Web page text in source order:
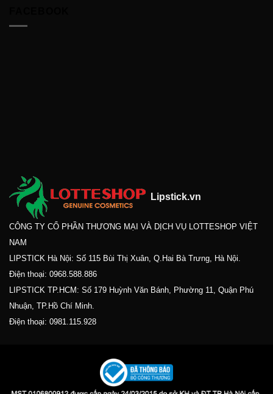
Lipstick.vn
CÔNG TY CỔ PHẦN THƯƠNG MẠI VÀ DỊCH VỤ LOTTESHOP VIỆT
NAM
LIPSTICK Hà Nội: Số 115 Bùi Thị Xuân, Q.Hai Bà Trưng, Hà Nội.
Điện thoại: 0968.588.886
LIPSTICK TP.HCM: Số 179 Huỳnh Văn Bánh, Phường 11, Quận Phú
Nhuận, TP.Hồ Chí Minh.
Điện thoại: 0981.115.928